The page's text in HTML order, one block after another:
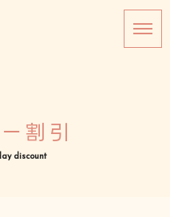
割引
discount